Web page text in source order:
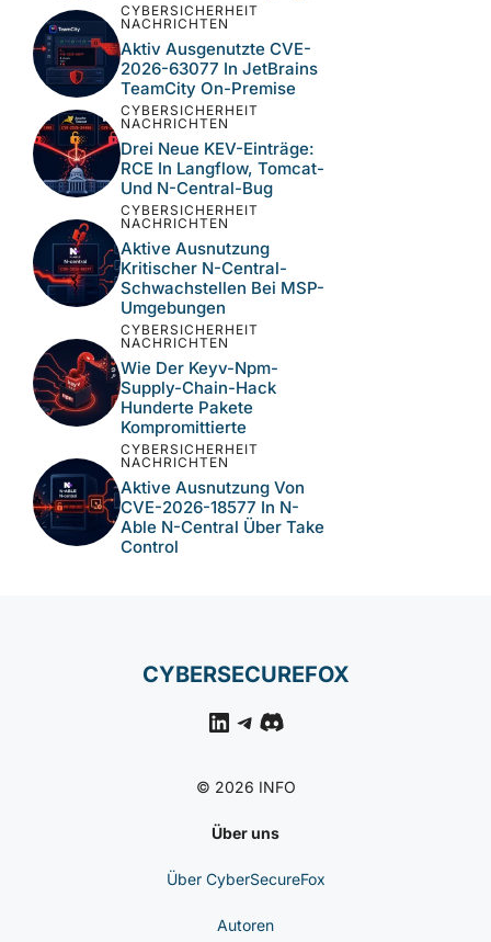
CYBERSICHERHEIT
NACHRICHTEN
Aktiv Ausgenutzte CVE-
2026-63077 In JetBrains
TeamCity On-Premise
CYBERSICHERHEIT
NACHRICHTEN
Drei Neue KEV-Einträge:
RCE In Langflow, Tomcat-
Und N-Central-Bug
CYBERSICHERHEIT
NACHRICHTEN
Aktive Ausnutzung
Kritischer N-Central-
Schwachstellen Bei MSP-
Umgebungen
CYBERSICHERHEIT
NACHRICHTEN
Wie Der Keyv-Npm-
Supply-Chain-Hack
Hunderte Pakete
Kompromittierte
CYBERSICHERHEIT
NACHRICHTEN
Aktive Ausnutzung Von
CVE-2026-18577 In N-
Able N-Central Über Take
Control
CYBERSECUREFOX
LinkedIn
Telegram
Discord
© 2026 INFO
Über uns
Über CyberSecureFox
Autoren